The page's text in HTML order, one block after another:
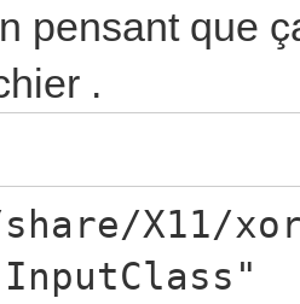
pensant que
.
X11/